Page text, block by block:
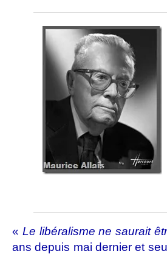
« Le libéralisme ne saurait
ans depuis mai dernier et